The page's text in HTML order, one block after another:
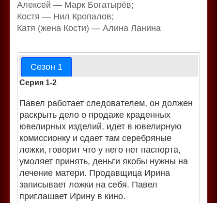
Алексей — Марк Богатырёв;
Костя — Нил Кропалов;
Катя (жена Кости) — Алина Ланина
Сезон 1
Серия 1-2
Павел работает следователем, он должен
раскрыть дело о продаже краденных
ювелирных изделий, идет в ювелирную
комиссионку и сдает там серебряные
ложки, говорит что у него нет паспорта,
умоляет принять, деньги якобы нужны на
лечение матери. Продавщица Ирина
записывает ложки на себя. Павел
приглашает Ирину в кино.